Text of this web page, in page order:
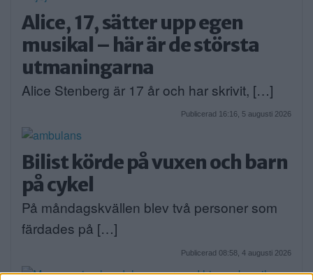
Alice, 17, sätter upp egen
musikal – här är de största
utmaningarna
Alice Stenberg är 17 år och har skrivit, […]
Publicerad 16:16, 5 augusti 2026
Bilist körde på vuxen och barn
på cykel
På måndagskvällen blev två personer som
färdades på […]
Publicerad 08:58, 4 augusti 2026